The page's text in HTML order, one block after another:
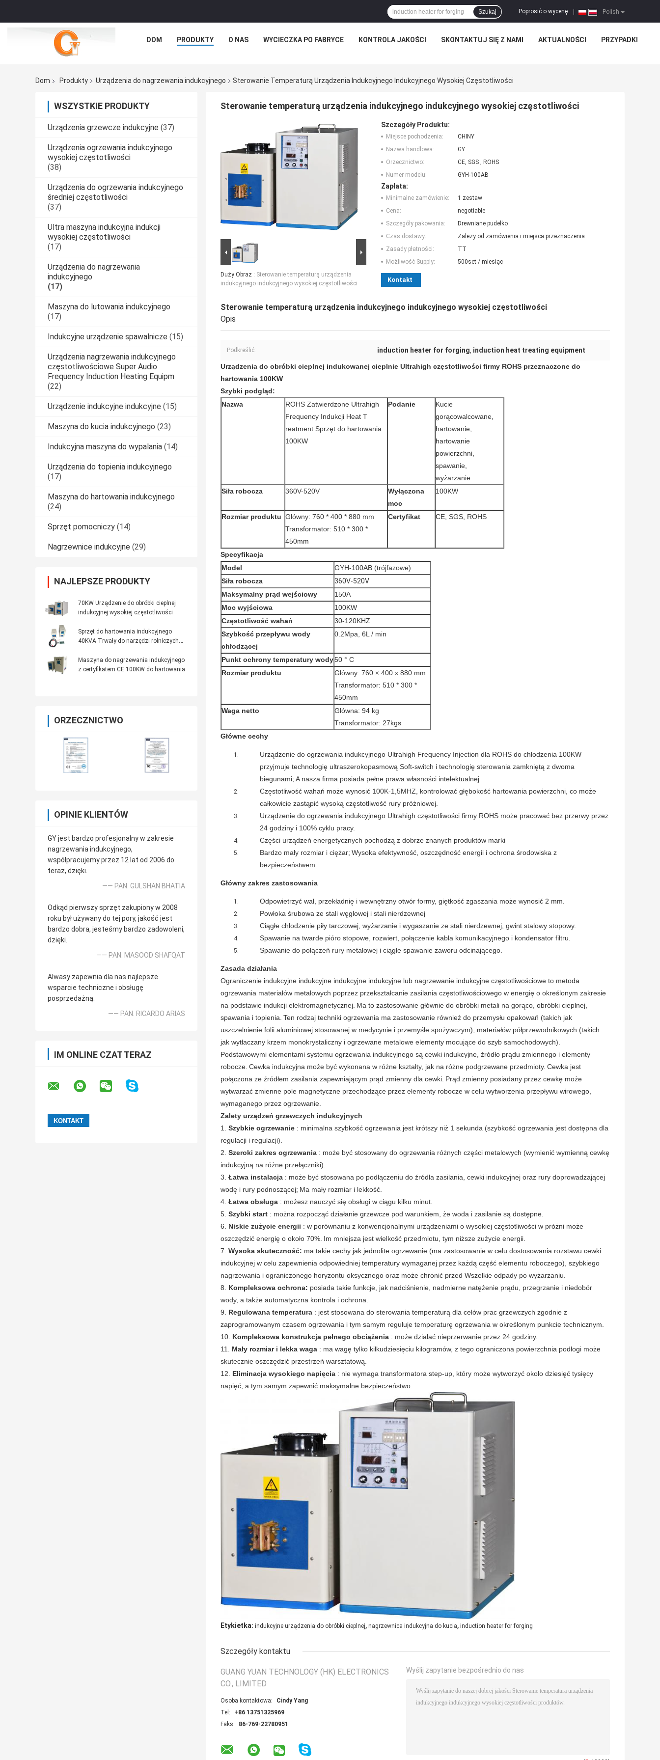
Polish
Poprosić o wycenę
Szukaj
DOM PRODUKTY O NAS WYCIECZKA PO FABRYCE KONTROLA JAKOŚCI SKONTAKTUJ SIĘ Z NAMI AKTUALNOŚCI PRZYPADKI
Dom Produkty Urządzenia do nagrzewania indukcyjnego Sterowanie Temperaturą Urządzenia Indukcyjnego Indukcyjnego Wysokiej Częstotliwości
WSZYSTKIE PRODUKTY
Urządzenia grzewcze indukcyjne (37)
Urządzenia ogrzewania indukcyjnego
wysokiej częstotliwości
(38)
Urządzenia do ogrzewania indukcyjnego
średniej częstotliwości
(37)
Ultra maszyna indukcyjna indukcji
wysokiej częstotliwości
(17)
Urządzenia do nagrzewania
indukcyjnego
(17)
Maszyna do lutowania indukcyjnego
(17)
Indukcyjne urządzenie spawalnicze (15)
Urządzenia nagrzewania indukcyjnego
częstotliwościowe Super Audio
Frequency Induction Heating Equipm
(22)
Urządzenie indukcyjne indukcyjne (15)
Maszyna do kucia indukcyjnego (23)
Indukcyjna maszyna do wypalania (14)
Urządzenia do topienia indukcyjnego
(17)
Maszyna do hartowania indukcyjnego
(24)
Sprzęt pomocniczy (14)
Nagrzewnice indukcyjne (29)
NAJLEPSZE PRODUKTY
70KW Urządzenie do obróbki cieplnej
indukcyjnej wysokiej częstotliwości
Sprzęt do hartowania indukcyjnego
40KVA Trwały do ​​narzędzi rolniczych
Maszyna do nagrzewania indukcyjnego
z certyfikatem CE 100KW do hartowania
ORZECZNICTWO
OPINIE KLIENTÓW
GY jest bardzo profesjonalny w zakresie
nagrzewania indukcyjnego,
współpracujemy przez 12 lat od 2006 do
teraz, dzięki.
—— PAN. GULSHAN BHATIA
Odkąd pierwszy sprzęt zakupiony w 2008
roku był używany do tej pory, jakość jest
bardzo dobra, jesteśmy bardzo zadowoleni,
dzięki.
—— PAN. MASOOD SHAFQAT
Alwasy zapewnia dla nas najlepsze
wsparcie techniczne i obsługę
posprzedażną.
—— PAN. RICARDO ARIAS
IM ONLINE CZAT TERAZ
Sterowanie temperaturą urządzenia indukcyjnego indukcyjnego wysokiej częstotliwości
Duży Obraz : Sterowanie temperaturą urządzenia
indukcyjnego indukcyjnego wysokiej częstotliwości
Szczegóły Produktu:
Miejsce pochodzenia:
CHINY
Nazwa handlowa:
GY
Orzecznictwo:
CE, SGS , ROHS
Numer modelu:
GYH-100AB
Zapłata:
Minimalne zamówienie:
1 zestaw
Cena:
negotiable
Szczegóły pakowania:
Drewniane pudełko
Czas dostawy:
Zależy od zamówienia i miejsca przeznaczenia
Zasady płatności:
TT
Możliwość Supply:
500set / miesiąc
Kontakt
Sterowanie temperaturą urządzenia indukcyjnego indukcyjnego wysokiej częstotliwości
Opis
Podkreślić: induction heater for forging, induction heat treating equipment
Urządzenia do obróbki cieplnej indukowanej cieplnie Ultrahigh częstotliwości firmy ROHS przeznaczone do
hartowania 100KW
Szybki podgląd:
Nazwa
ROHS Zatwierdzone Ultrahigh
Frequency Indukcji Heat T
reatment Sprzęt do hartowania
100KW
Podanie
Kucie
gorącowalcowane,
hartowanie,
hartowanie
powierzchni,
spawanie,
wyżarzanie
Siła robocza
360V-520V
Wyłączona
moc
100KW
Rozmiar produktu Główny: 760 * 400 * 880 mm
Transformator: 510 * 300 *
450mm
Certyfikat CE, SGS, ROHS
Specyfikacja
Model
GYH-100AB (trójfazowe)
Siła robocza
360V-520V
Maksymalny prąd wejściowy
150A
Moc wyjściowa
100KW
Częstotliwość wahań
30-120KHZ
Szybkość przepływu wody
chłodzącej
0.2Mpa, 6L / min
Punkt ochrony temperatury wody50 ° C
Rozmiar produktu
Główny: 760 × 400 x 880 mm
Transformator: 510 * 300 *
450mm
Waga netto
Główna: 94 kg
Transformator: 27kgs
Główne cechy
Urządzenie do ogrzewania indukcyjnego Ultrahigh Frequency Injection dla ROHS do chłodzenia 100KW
przyjmuje technologię ultraszerokopasmową Soft-switch i technologię sterowania zamkniętą z dwoma
biegunami; A nasza firma posiada pełne prawa własności intelektualnej
Częstotliwość wahań może wynosić 100K-1,5MHZ, kontrolować głębokość hartowania powierzchni, co może
całkowicie zastąpić wysoką częstotliwość rury próżniowej.
Urządzenie do ogrzewania indukcyjnego Ultrahigh częstotliwości firmy ROHS może pracować bez przerwy przez
24 godziny i 100% cyklu pracy.
Części urządzeń energetycznych pochodzą z dobrze znanych produktów marki
Bardzo mały rozmiar i ciężar; Wysoka efektywność, oszczędność energii i ochrona środowiska z
bezpieczeństwem.
Główny zakres zastosowania
Odpowietrzyć wał, przekładnię i wewnętrzny otwór formy, giętkość zgaszania może wynosić 2 mm.
Powłoka śrubowa ze stali węglowej i stali nierdzewnej
Ciągłe chłodzenie piły tarczowej, wyżarzanie i wygaszanie ze stali nierdzewnej, gwint stalowy stopowy.
Spawanie na twarde pióro stopowe, rozwiert, połączenie kabla komunikacyjnego i kondensator filtru.
Spawanie do połączeń rury metalowej i ciągłe spawanie zaworu odcinającego.
Zasada działania
Ograniczenie indukcyjne indukcyjne indukcyjne indukcyjne lub nagrzewanie indukcyjne częstotliwościowe to metoda
ogrzewania materiałów metalowych poprzez przekształcanie zasilania częstotliwościowego w energię o określonym zakresie
na podstawie indukcji elektromagnetycznej. Ma to zastosowanie głównie do obróbki metali na gorąco, obróbki cieplnej,
spawania i topienia. Ten rodzaj techniki ogrzewania ma zastosowanie również do przemysłu opakowań (takich jak
uszczelnienie folii aluminiowej stosowanej w medycynie i przemyśle spożywczym), materiałów półprzewodnikowych (takich
jak wytłaczany krzem monokrystaliczny i ogrzewane metalowe elementy mocujące do szyb samochodowych).
Podstawowymi elementami systemu ogrzewania indukcyjnego są cewki indukcyjne, źródło prądu zmiennego i elementy
robocze. Cewka indukcyjna może być wykonana w różne kształty, jak na różne podgrzewane przedmioty. Cewka jest
połączona ze źródłem zasilania zapewniającym prąd zmienny dla cewki. Prąd zmienny posiadany przez cewkę może
wytwarzać zmienne pole magnetyczne przechodzące przez elementy robocze w celu wytworzenia przepływu wirowego,
wymaganego przez ogrzewanie.
Zalety urządzeń grzewczych indukcyjnych
1. Szybkie ogrzewanie : minimalna szybkość ogrzewania jest krótszy niż 1 sekunda (szybkość ogrzewania jest dostępna dla
regulacji i regulacji).
2. Szeroki zakres ogrzewania : może być stosowany do ogrzewania różnych części metalowych (wymienić wymienną cewkę
indukcyjną na różne przełączniki).
3. Łatwa instalacja : może być stosowana po podłączeniu do źródła zasilania, cewki indukcyjnej oraz rury doprowadzającej
wodę i rury podnoszącej; Ma mały rozmiar i lekkość.
4. Łatwa obsługa : możesz nauczyć się obsługi w ciągu kilku minut.
5. Szybki start : można rozpocząć działanie grzewcze pod warunkiem, że woda i zasilanie są dostępne.
6. Niskie zużycie energii : w porównaniu z konwencjonalnymi urządzeniami o wysokiej częstotliwości w próżni może
oszczędzić energię o około 70%. Im mniejsza jest wielkość przedmiotu, tym niższe zużycie energii.
7. Wysoka skuteczność: ma takie cechy jak jednolite ogrzewanie (ma zastosowanie w celu dostosowania rozstawu cewki
indukcyjnej w celu zapewnienia odpowiedniej temperatury wymaganej przez każdą część elementu roboczego), szybkiego
nagrzewania i ograniczonego horyzontu oksycznego oraz może chronić przed Wszelkie odpady po wyżarzaniu.
8. Kompleksowa ochrona: posiada takie funkcje, jak nadciśnienie, nadmierne natężenie prądu, przegrzanie i niedobór
wody, a także automatyczna kontrola i ochrona.
9. Regulowana temperatura : jest stosowana do sterowania temperaturą dla celów prac grzewczych zgodnie z
zaprogramowanym czasem ogrzewania i tym samym reguluje temperaturę ogrzewania w określonym punkcie technicznym.
10. Kompleksowa konstrukcja pełnego obciążenia : może działać nieprzerwanie przez 24 godziny.
11. Mały rozmiar i lekka waga : ma wagę tylko kilkudziesięciu kilogramów, z tego ograniczona powierzchnia podłogi może
skutecznie oszczędzić przestrzeń warsztatową.
12. Eliminacja wysokiego napięcia : nie wymaga transformatora step-up, który może wytworzyć około dziesięć tysięcy
napięć, a tym samym zapewnić maksymalne bezpieczeństwo.
Etykietka: indukcyjne urządzenia do obróbki cieplnej, nagrzewnica indukcyjna do kucia, induction heater for forging
Szczegóły kontaktu
GUANG YUAN TECHNOLOGY (HK) ELECTRONICS
CO., LIMITED
Osoba kontaktowa:
Cindy Yang
Tel:
+86 13751325969
Faks:
86-769-22780951
Wyślij zapytanie bezpośrednio do nas